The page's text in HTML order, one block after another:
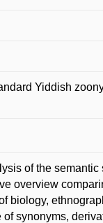
Yiddish
of the
overview
biology,
synonyms,